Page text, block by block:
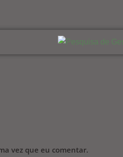
vez que eu comentar.